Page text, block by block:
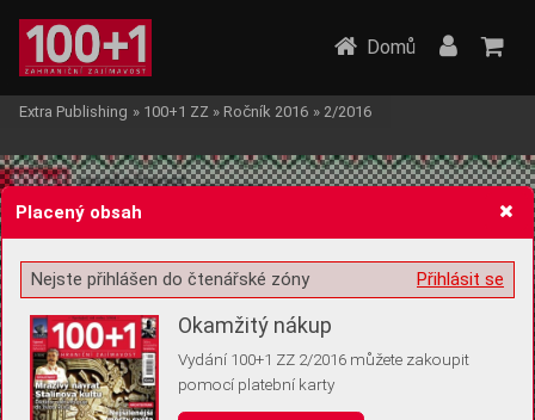
Žádost o souhlas s ukládáním volitelných informací
Domů
Extra Publishing » 100+1 ZZ » Ročník 2016 » 2/2016
Placený obsah
Přihlásit se
Nejste přihlášen do čtenářské zóny
Okamžitý nákup
Vydání 100+1 ZZ 2/2016 můžete zakoupit
pomocí platební karty